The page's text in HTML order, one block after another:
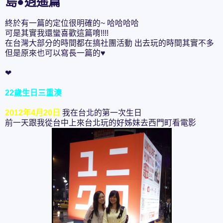
終於有一篇的定位很明確的~ 哈哈哈哈
可是其實我還蠻喜歡這篇唷!!!!
在台灣大部分的時間都在搞社團活動 出去玩的時間其實不多
但是原來也可以寫長一篇的♥
❤
22歲生日三重湊
2012年4月20日 我在台北的第一次生日
前一天跟我從台中上來台北玩的好姊妹去西門町看電影